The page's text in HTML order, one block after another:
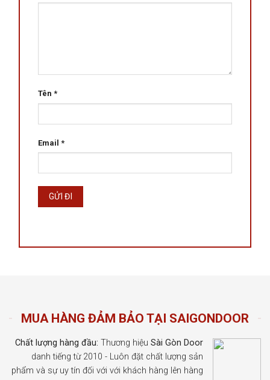
Tên *
Email *
MUA HÀNG ĐẢM BẢO TẠI SAIGONDOOR
Chất lượng hàng đầu: Thương hiệu Sài Gòn Door
danh tiếng từ 2010 - Luôn đặt chất lượng sản
phẩm và sự uy tín đối với với khách hàng lên hàng